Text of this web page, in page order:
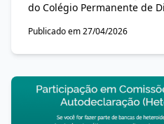
do Colégio Permanente de
última quinta-feira, 23 de
lideranças do ensino
debater o fortalecimento
Judiciais.
Publicado em 27/04/2026